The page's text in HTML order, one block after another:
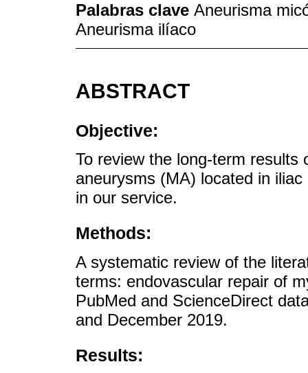
Palabras clave Aneurisma
Aneurisma ilíaco
ABSTRACT
Objective:
To review the long-term results
aneurysms (MA) located in
in our service.
Methods:
A systematic review of the
terms: endovascular repair of
PubMed and ScienceDirect
and December 2019.
Results: